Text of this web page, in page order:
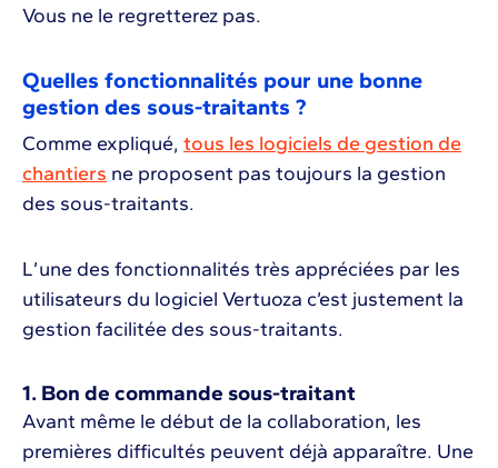
Vous ne le regretterez pas.
Quelles fonctionnalités pour une bonne
gestion des sous-traitants ?
Comme expliqué, tous les logiciels de gestion de
chantiers ne proposent pas toujours la gestion
des sous-traitants.
L’une des fonctionnalités très appréciées par les
utilisateurs du logiciel Vertuoza c’est justement la
gestion facilitée des sous-traitants.
1. Bon de commande sous-traitant
Avant même le début de la collaboration, les
premières difficultés peuvent déjà apparaître. Une